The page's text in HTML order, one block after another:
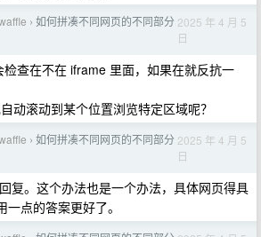
› 如何拼凑不同网页的不同部分 2025 年 4 月 5
日
查在不在 iframe 里面，如果在就反抗一
动滚动到某个位置浏览特定区域呢？
› 如何拼凑不同网页的不同部分 2025 年 4 月 5
日
复。这个办法也是一个办法，具体网页得具
点的答案更好了。